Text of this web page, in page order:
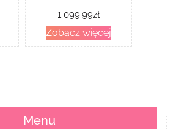
1 099.99zł
Zobacz więcej
Menu